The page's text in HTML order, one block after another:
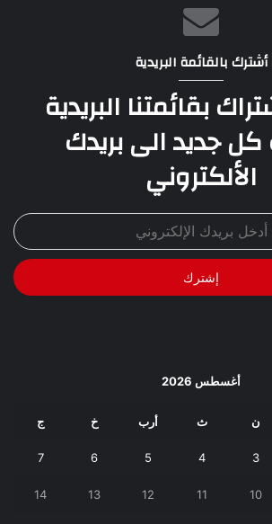
أشترك بالقائمة البريدية
بقائمتنا البريدية
جديد الى بريدك
الألكتروني
أغسطس 2026
ن ث أرب خ ج
3
4
5
6
7
10
11
12
13
14